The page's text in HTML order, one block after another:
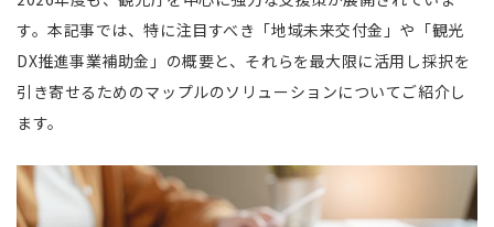
す。本記事では、特に注目すべき「地域未来交付金」や「観光
DX推進事業補助金」の概要と、それらを最大限に活用し採択を
引き寄せるためのマップルのソリューションについてご紹介し
ます。